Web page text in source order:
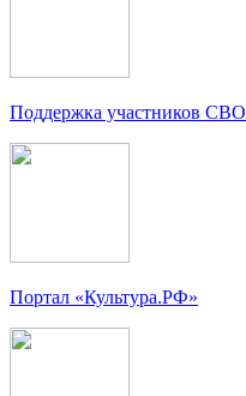
Поддержка участников СВО
Портал «Культура.РФ»